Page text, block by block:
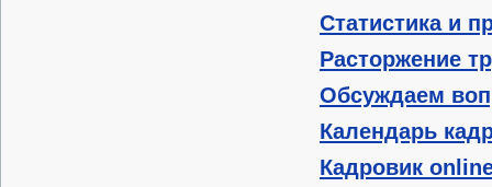
Статистика и
Расторжение
Обсуждаем
Календарь
Кадровик